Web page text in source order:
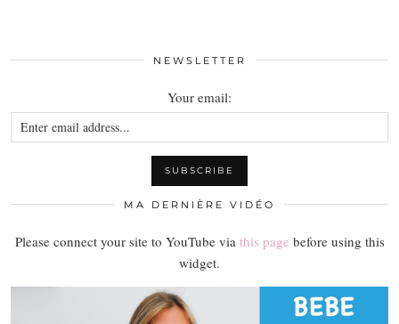
NEWSLETTER
Your email:
MA DERNIÈRE VIDÉO
Please connect your site to YouTube via this page before using this
widget.